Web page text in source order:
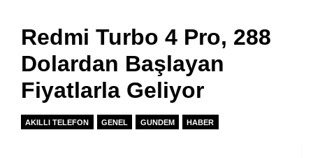
Redmi Turbo 4 Pro, 288
Dolardan Başlayan
Fiyatlarla Geliyor
AKILLI TELEFON GENEL GUNDEM HABER